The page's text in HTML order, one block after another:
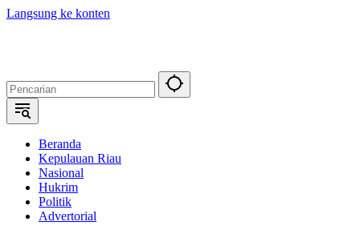
Langsung ke konten
Beranda
Kepulauan Riau
Nasional
Hukrim
Politik
Advertorial